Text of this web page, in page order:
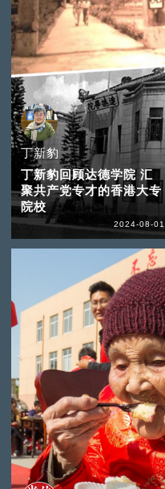
丁新豹
丁新豹回顾达德学院 汇
聚共产党专才的香港大专
院校
2024-08-01